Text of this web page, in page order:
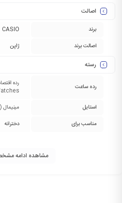
اصالت
برند
CASIO
اصالت برند
ژاپن
رسته
رده ساعت
استایل مینیمال (Minimalist Watch)‏
مناسب برای دخترانه
مشاهده ادامه